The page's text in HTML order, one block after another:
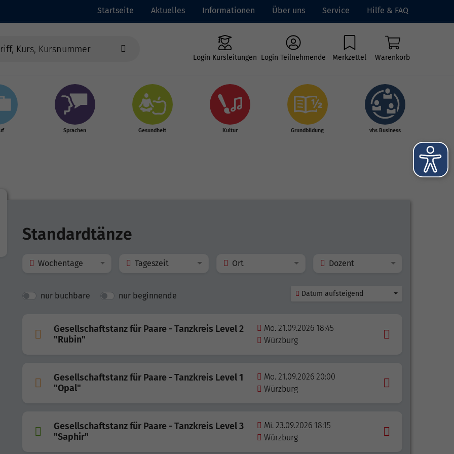
Startseite Aktuelles Informationen Über uns Service Hilfe & FAQ
Login Kursleitungen Login Teilnehmende Merkzettel Warenkorb
Sprachen Gesundheit Kultur Grundbildung vhs Business
Standardtänze
Wochentage Tageszeit Ort Dozent
nur buchbare nur beginnende Datum aufsteigend
Gesellschaftstanz für Paare - Tanzkreis Level 2
"Rubin"
Mo. 21.09.2026 18:45
Würzburg
Gesellschaftstanz für Paare - Tanzkreis Level 1
"Opal"
Mo. 21.09.2026 20:00
Würzburg
Gesellschaftstanz für Paare - Tanzkreis Level 3
"Saphir"
Mi. 23.09.2026 18:15
Würzburg